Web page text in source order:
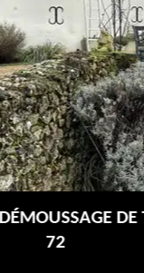
POSE ET
Entreprise de